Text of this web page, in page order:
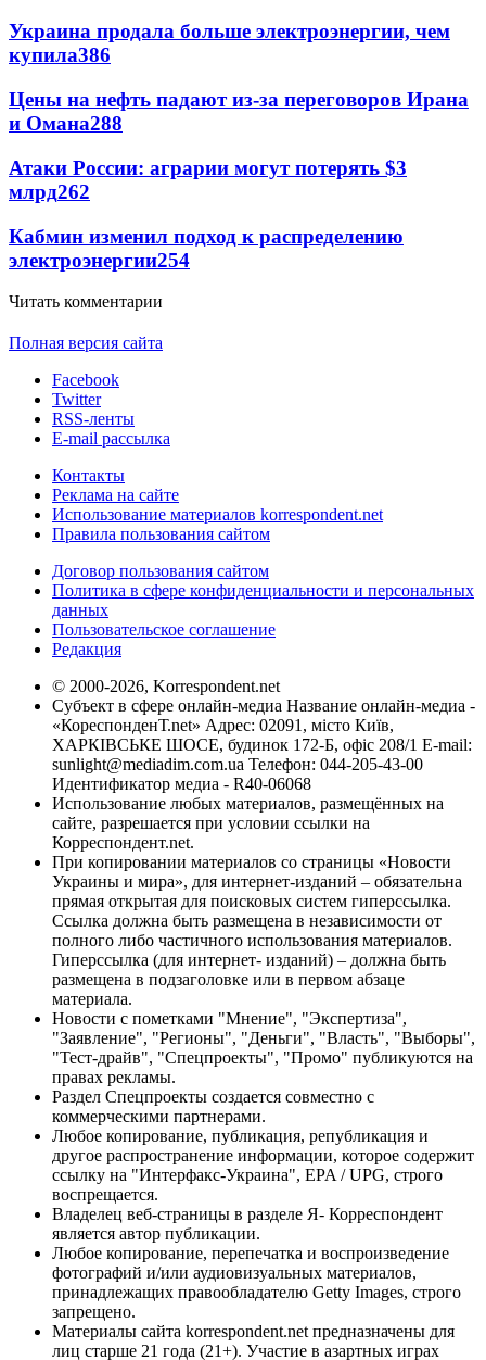
Украина продала больше электроэнергии, чем
купила386
Цены на нефть падают из-за переговоров Ирана
и Омана288
Атаки России: аграрии могут потерять $3
млрд262
Кабмин изменил подход к распределению
электроэнергии254
Читать комментарии
Полная версия сайта
Facebook
Twitter
RSS-ленты
E-mail рассылка
Контакты
Реклама на сайте
Использование материалов korrespondent.net
Правила пользования сайтом
Договор пользования сайтом
Политика в сфере конфиденциальности и персональных
данных
Пользовательское соглашение
Редакция
© 2000-2026, Korrespondent.net
Субъект в сфере онлайн-медиа Название онлайн-медиа -
«КореспонденТ.net» Адрес: 02091, місто Київ,
ХАРКІВСЬКЕ ШОСЕ, будинок 172-Б, офіс 208/1 E-mail:
sunlight@mediadim.com.ua Телефон: 044-205-43-00
Идентификатор медиа - R40-06068
Использование любых материалов, размещённых на
сайте, разрешается при условии ссылки на
Корреспондент.net.
При копировании материалов со страницы «Новости
Украины и мира», для интернет-изданий – обязательна
прямая открытая для поисковых систем гиперссылка.
Ссылка должна быть размещена в независимости от
полного либо частичного использования материалов.
Гиперссылка (для интернет- изданий) – должна быть
размещена в подзаголовке или в первом абзаце
материала.
Новости с пометками "Мнение", "Экспертиза",
"Заявление", "Регионы", "Деньги", "Власть", "Выборы",
"Тест-драйв", "Спецпроекты", "Промо" публикуются на
правах рекламы.
Раздел Спецпроекты создается совместно с
коммерческими партнерами.
Любое копирование, публикация, републикация и
другое распространение информации, которое содержит
ссылку на "Интерфакс-Украина", EPA / UPG, строго
воспрещается.
Владелец веб-страницы в разделе Я- Корреспондент
является автор публикации.
Любое копирование, перепечатка и воспроизведение
фотографий и/или аудиовизуальных материалов,
принадлежащих правообладателю Getty Images, строго
запрещено.
Материалы сайта korrespondent.net предназначены для
лиц старше 21 года (21+). Участие в азартных играх